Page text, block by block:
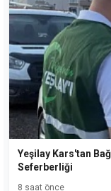
Yeşilay Kars'tan
Seferberliği
8 saat önce